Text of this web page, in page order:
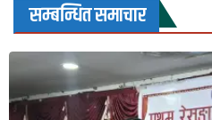
सम्बन्धित समाचार